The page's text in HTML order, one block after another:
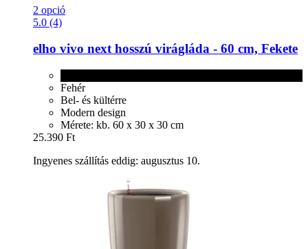
2 opció
5.0 (4)
elho vivo next hosszú virágláda -​ 60 cm, Fekete
Fehér
Bel- és kültérre
Modern design
Mérete: kb. 60 x 30 x 30 cm
25.390 Ft
Ingyenes szállítás eddig: augusztus 10.